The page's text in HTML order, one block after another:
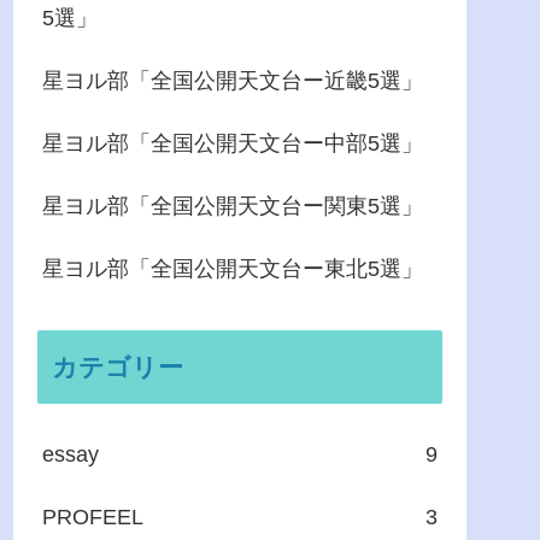
5選」
星ヨル部「全国公開天文台ー近畿5選」
星ヨル部「全国公開天文台ー中部5選」
星ヨル部「全国公開天文台ー関東5選」
星ヨル部「全国公開天文台ー東北5選」
カテゴリー
essay 9
PROFEEL 3